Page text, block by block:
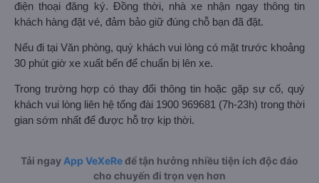
điện thoại đăng ký. Đồng thời, nhà xe nhận ngay thông tin
khách hàng đặt vé, đảm bảo giữ đúng chỗ bạn đã đặt.
Nếu đi tại Văn phòng, quý khách vui lòng có mặt trước khoảng
30 phút giờ xe xuất bến để chuẩn bị lên xe.
Trong trường hợp có thay đổi thông tin hoặc gặp sự cố, quý
khách vui lòng liên hệ tổng đài 1900 969681 (7h-23h) trong thời
gian sớm nhất để được hỗ trợ kịp thời.
Tải ngay App VeXeReđể tận hưởng nhiều tiện ích độc đáo
cho chuyến đi trọn vẹn hơn